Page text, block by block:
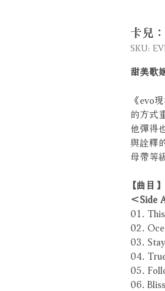
卡兒
SKU:
甜美歌
《evo
的方式
他彈得
與詮釋
母帶等
【曲目】
＜Side
01.
02.
03.
04.
05.
06. Bliss